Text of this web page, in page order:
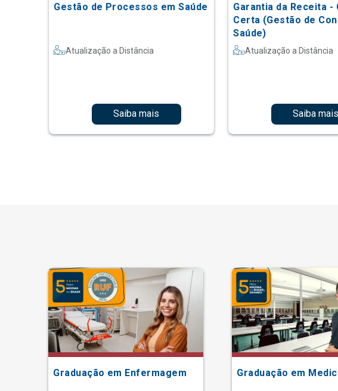
Gestão de Processos em Saúde
Atualização a Distância
Saiba mais
Garantia da Receita -
Certa (Gestão de
Saúde)
Atualização a Distância
Saiba mais
Graduação em Enfermagem Graduação em